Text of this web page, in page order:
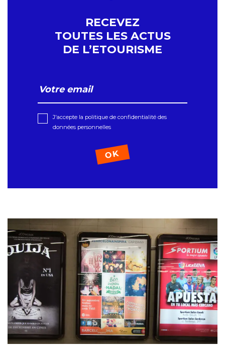
RECEVEZ
TOUTES LES ACTUS
DE L’ETOURISME
J'accepte la politique de confidentialité des
données personnelles